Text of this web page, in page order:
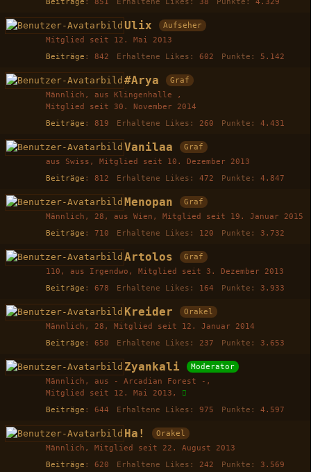
Ulix
Aufseher
Mitglied seit 12. Mai 2013
Beiträge
842 Erhaltene Likes 602 Punkte 5.142
#Arya
Graf
Männlich
aus Klingenhalle
Mitglied seit 30. November 2014
Beiträge
819 Erhaltene Likes 260 Punkte 4.431
Vanilaa
Graf
aus Swiss
Mitglied seit 10. Dezember 2013
Beiträge
812 Erhaltene Likes 472 Punkte 4.847
Menopan
Graf
Männlich
28 aus Wien
Mitglied seit 19. Januar 2015
Beiträge
710 Erhaltene Likes 120 Punkte 3.732
Artolos
Graf
110
aus Irgendwo
Mitglied seit 3. Dezember 2013
Beiträge
678 Erhaltene Likes 164 Punkte 3.933
Kreider
Orakel
Männlich
28
Mitglied seit 12. Januar 2014
Beiträge
650 Erhaltene Likes 237 Punkte 3.653
Zyankali
Moderator
Männlich
aus - Arcadian Forest -
Mitglied seit 12. Mai 2013
Beiträge
644 Erhaltene Likes 975 Punkte 4.597
Ha!
Orakel
Männlich
Mitglied seit 22. August 2013
Beiträge
620 Erhaltene Likes 242 Punkte 3.569